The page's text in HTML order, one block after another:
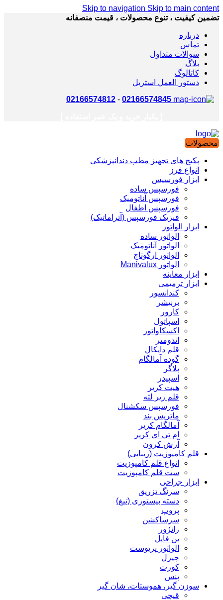
Skip to navigation Skip to main content
تضمین کیفیت ، تنوع محصولات ، قیمت منصفانه
درباره
تماس
سوالات متداول
بلاگ
کاتالوگ
دستور العمل استریل
02166574845
-
02166574812
محصولات
پکیج های تجهیز مطب دندانپزشکی
انواع فرز
ابزار فورسپس
فورسپس ساده
فورسپس آناتومیک
فورسپس اطفال
فیزیک فورسپس (آتراماتیک)
ابزار الواتور
الواتور ساده
الواتور آناتومیک
الواتور ارگوتاچ
الواتور Manivalux
ابزار معاینه
ابزار ترمیمی
کندانسور
برنیشر
کارور
اسپاتول
اکسکاواتور
اندومتر
قلم دایکال
گوده آمالگام
پلاگر
اسپیدر
هیت کریر
قلم زیر لثه
فورسپس سکشنال
ماتریس بند
آمالگام کریر
ام تی ای کریر
آرش کرون
قلم کامپوزیت (زیبایی)
انواع قلم کامپوزیت
ست قلم کامپوزیت
ابزار جراحی
سرنگ تزریق
دسته بیستوری (تیغ)
پروپ
سرساکشن
رانژور
بن فایل
الواتور پریوست
چیزل
کورت
پنس
سوزن گیر، هموستات، شان گیر
قیچی